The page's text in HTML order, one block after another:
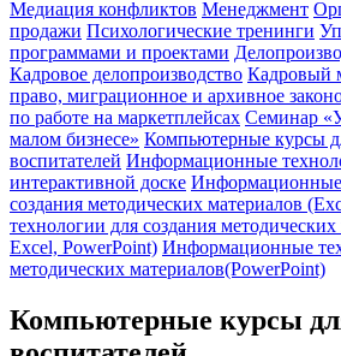
Медиация конфликтов Менеджмент
продажи Психологические тренинги
программами и проектами
Кадровое делопроизводство Кадровый
право, миграционное и архивное
по работе на маркетплейсах Семинар
малом бизнесе» Компьютерные курсы
воспитателей Информационные
интерактивной доске Информационные
создания методических материалов
технологии для создания
Excel, PowerPoint) Информационные
методических материалов(PowerPoint)
Компьютерные курсы